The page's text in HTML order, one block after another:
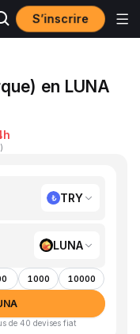
S’inscrire
en LUNA
)
TRY
LUNA
1000 10000
de 40 devises fiat